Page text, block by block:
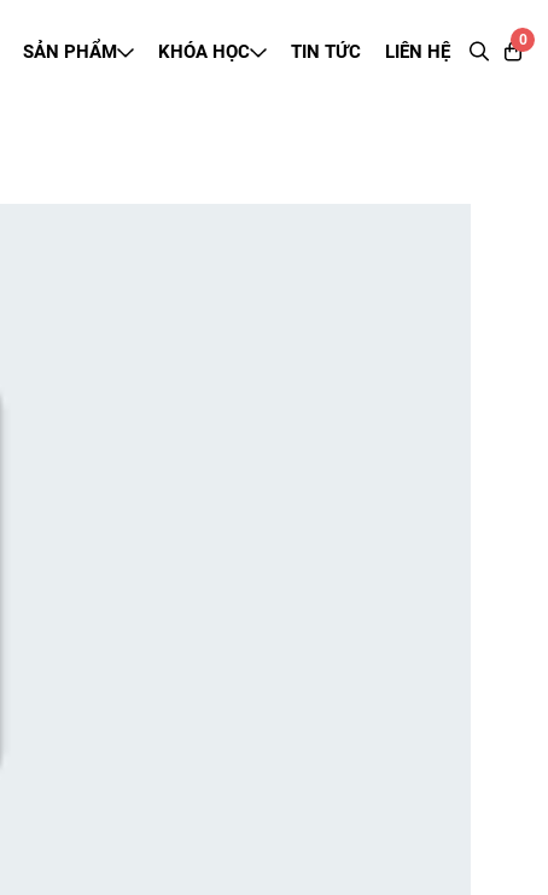
SẢN PHẨM KHÓA HỌC TIN TỨC LIÊN HỆ
0